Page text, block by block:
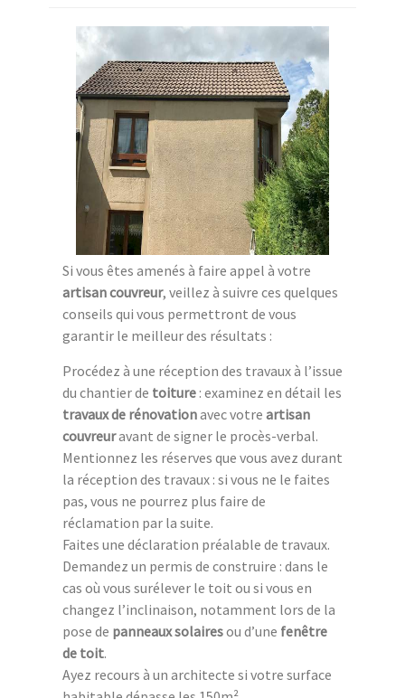
Si vous êtes amenés à faire appel à votre
artisan couvreur, veillez à suivre ces quelques
conseils qui vous permettront de vous
garantir le meilleur des résultats :
Procédez à une réception des travaux à l’issue
du chantier de toiture : examinez en détail les
travaux de rénovationavec votre artisan
couvreuravant de signer le procès-verbal.
Mentionnez les réserves que vous avez durant
la réception des travaux : si vous ne le faites
pas, vous ne pourrez plus faire de
réclamation par la suite.
Faites une déclaration préalable de travaux.
Demandez un permis de construire : dans le
cas où vous surélever le toit ou si vous en
changez l’inclinaison, notamment lors de la
pose de panneaux solairesou d’une fenêtre
de toit.
Ayez recours à un architecte si votre surface